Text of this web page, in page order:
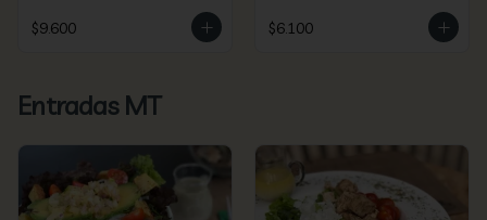
$9.600 $6.100
Entradas MT